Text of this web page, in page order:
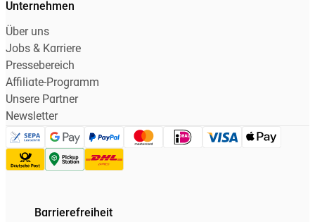
Unternehmen
Über uns
Jobs & Karriere
Pressebereich
Affiliate-Programm
Unsere Partner
Newsletter
Barrierefreiheit